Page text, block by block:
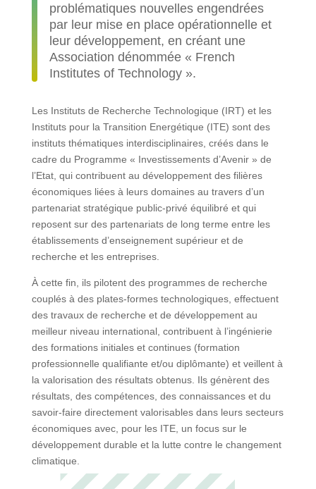
problématiques nouvelles engendrées
par leur mise en place opérationnelle et
leur développement, en créant une
Association dénommée « French
Institutes of Technology ».
Les Instituts de Recherche Technologique (IRT) et les
Instituts pour la Transition Energétique (ITE) sont des
instituts thématiques interdisciplinaires, créés dans le
cadre du Programme « Investissements d’Avenir » de
l’Etat, qui contribuent au développement des filières
économiques liées à leurs domaines au travers d’un
partenariat stratégique public-privé équilibré et qui
reposent sur des partenariats de long terme entre les
établissements d’enseignement supérieur et de
recherche et les entreprises.
À cette fin, ils pilotent des programmes de recherche
couplés à des plates-formes technologiques, effectuent
des travaux de recherche et de développement au
meilleur niveau international, contribuent à l’ingénierie
des formations initiales et continues (formation
professionnelle qualifiante et/ou diplômante) et veillent à
la valorisation des résultats obtenus. Ils génèrent des
résultats, des compétences, des connaissances et du
savoir-faire directement valorisables dans leurs secteurs
économiques avec, pour les ITE, un focus sur le
développement durable et la lutte contre le changement
climatique.